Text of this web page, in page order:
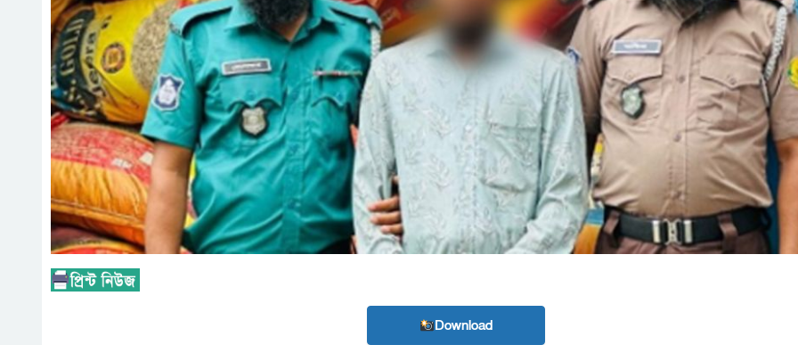
Download